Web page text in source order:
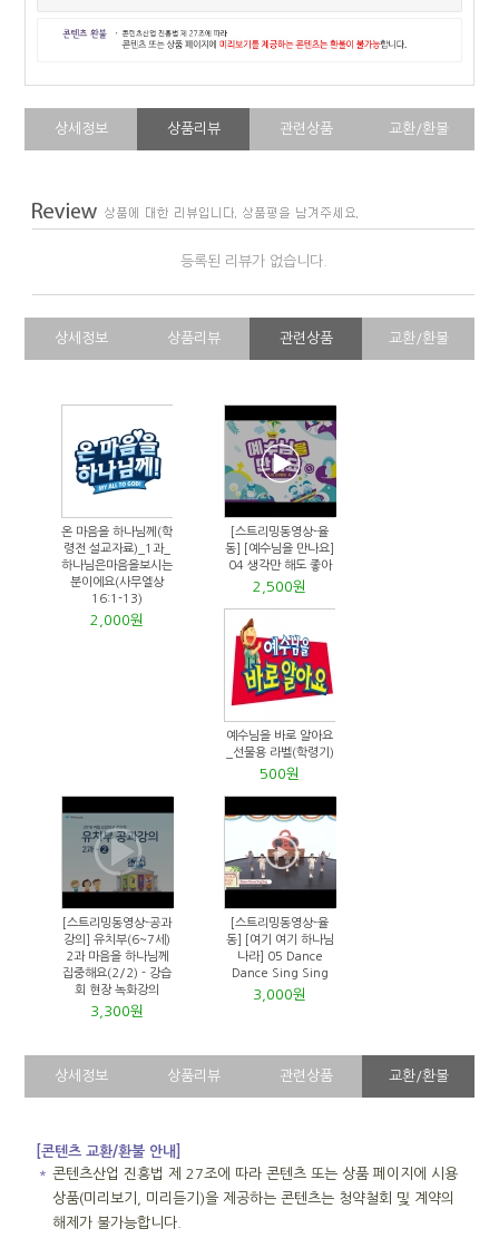
상세정보 상품리뷰 관련상품 교환/환불
등록된 리뷰가 없습니다.
상세정보 상품리뷰 관련상품 교환/환불
온 마음을 하나님께(학
령전 설교자료)_1과_
하나님은마음을보시는
분이에요(사무엘상
16:1-13)
2,000원
[스트리밍동영상-율
동] [예수님을 만나요]
04 생각만 해도 좋아
2,500원
예수님을 바로 알아요
_선물용 라벨(학령기)
500원
[스트리밍동영상-공과
강의] 유치부(6~7세)
2과 마음을 하나님께
집중해요(2/2) - 강습
회 현장 녹화강의
3,300원
[스트리밍동영상-율
동] [여기 여기 하나님
나라] 05 Dance
Dance Sing Sing
3,000원
상세정보 상품리뷰 관련상품 교환/환불
[콘텐츠 교환/환불 안내]
＊ 콘텐츠산업 진흥법 제 27조에 따라 콘텐츠 또는 상품 페이지에 시용
상품(미리보기, 미리듣기)을 제공하는 콘텐츠는 청약철회 및 계약의
해제가 불가능합니다.